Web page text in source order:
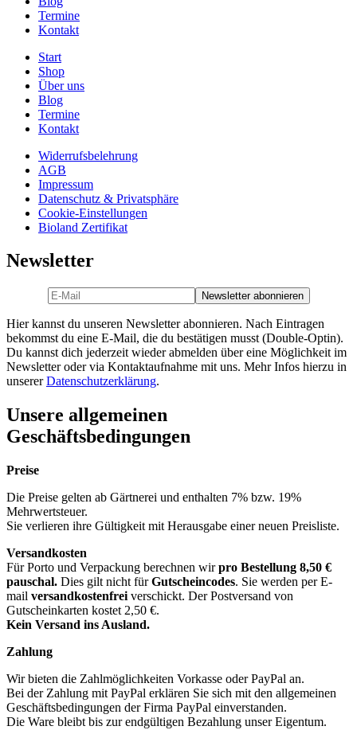
Termine
Kontakt
Start
Shop
Über uns
Blog
Termine
Kontakt
Widerrufsbelehrung
AGB
Impressum
Datenschutz & Privatsphäre
Cookie-Einstellungen
Bioland Zertifikat
Newsletter
Hier kannst du unseren Newsletter abonnieren. Nach Eintragen
bekommst du eine E-Mail, die du bestätigen musst (Double-Optin).
Du kannst dich jederzeit wieder abmelden über eine Möglichkeit im
Newsletter oder via Kontaktaufnahme mit uns. Mehr Infos hierzu in
unsererDatenschutzerklärung.
Unsere allgemeinen
Geschäftsbedingungen
Preise
Die Preise gelten ab Gärtnerei und enthalten 7% bzw. 19%
Mehrwertsteuer.
Sie verlieren ihre Gültigkeit mit Herausgabe einer neuen Preisliste.
Versandkosten
Für Porto und Verpackung berechnen wirpro Bestellung 8,50 €
pauschal. Dies gilt nicht fürGutscheincodes. Sie werden per E-
mail versandkostenfrei verschickt. Der Postversand von
Gutscheinkarten kostet 2,50 €.
Kein Versand ins Ausland.
Zahlung
Wir bieten die Zahlmöglichkeiten Vorkasse oder PayPal an.
Bei der Zahlung mit PayPal erklären Sie sich mit den allgemeinen
Geschäftsbedingungen der Firma PayPal einverstanden.
Die Ware bleibt bis zur endgültigen Bezahlung unser Eigentum.